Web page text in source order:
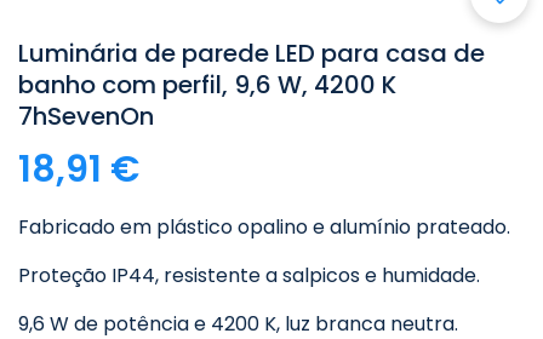
Luminária de parede LED para casa de
banho com perfil, 9,6 W, 4200 K
7hSevenOn
18,91 €
Fabricado em plástico opalino e alumínio prateado.
Proteção IP44, resistente a salpicos e humidade.
9,6 W de potência e 4200 K, luz branca neutra.